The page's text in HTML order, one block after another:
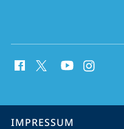
Media
Service-
IMPRESSUM